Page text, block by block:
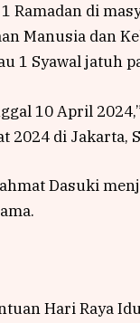
Ramadan di
Manusia dan
1 Syawal jatuh
10 April
2024 di Jakarta,
Dasuki
Hari Raya